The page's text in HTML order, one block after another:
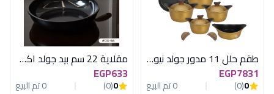
طقم حلل 11 مدور جولد نيوكلين أكسفورد حلة -R111302
EGP7831
0
(0)
0 تم البيع
مقلاية 22 سم بيد جولد اكسفورد OX66
EGP633
0
(0)
0 تم البيع